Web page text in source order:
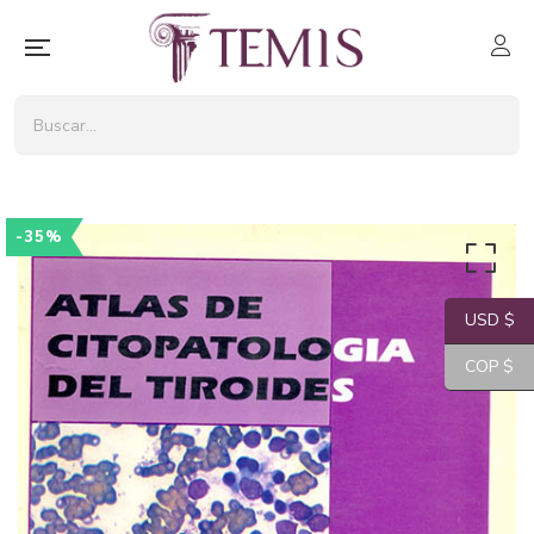
-35%
USD $
COP $